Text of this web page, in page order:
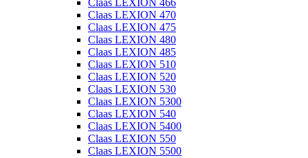
Claas LEXION 466
Claas LEXION 470
Claas LEXION 475
Claas LEXION 480
Claas LEXION 485
Claas LEXION 510
Claas LEXION 520
Claas LEXION 530
Claas LEXION 5300
Claas LEXION 540
Claas LEXION 5400
Claas LEXION 550
Claas LEXION 5500